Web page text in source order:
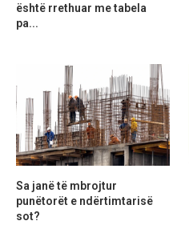
është rrethuar me tabela
pa...
Sa janë të mbrojtur
punëtorët e ndërtimtarisë
sot?